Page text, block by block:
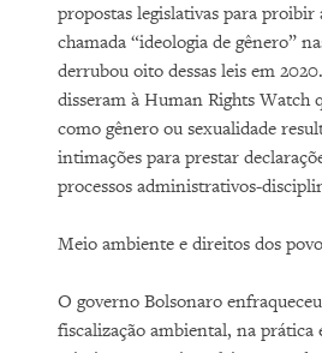
propostas legislativas para proibir
chamada “ideologia de gênero”
derrubou oito dessas leis em
disseram à Human Rights Watch
como gênero ou sexualidade
intimações para prestar
processos administrativos-
Meio ambiente e direitos dos
O governo Bolsonaro
fiscalização ambiental, na prática